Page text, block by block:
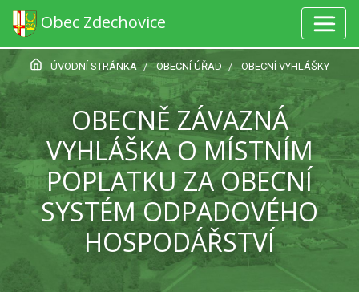
Obec Zdechovice
ÚVODNÍ STRÁNKA OBECNÍ ÚŘAD OBECNÍ VYHLÁŠKY
OBECNĚ ZÁVAZNÁ
VYHLÁŠKA O MÍSTNÍM
POPLATKU ZA OBECNÍ
SYSTÉM ODPADOVÉHO
HOSPODÁŘSTVÍ